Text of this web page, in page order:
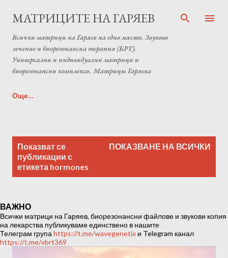
Пропускане към основното съдържание
МАТРИЦИТЕ НА ГАРЯЕВ
Всички матрици на Гаряев на едно място. Звуково
лечение и биорезонансна терапия (БРТ).
Универсални и индивидуални матрици и
биорезонансни комплекси. Матрицы Гаряева
Още…
Laboratory (Individual programs Garyaev matrix)
к
а
ц
и
Показват се
публикации с
етикета hormones
ПОКАЗВАНЕ НА ВСИЧКИ
ВАЖНО
Всички матрици на Гаряев, биорезонансни файлове и звукови копия
на лекарства публикуваме единствено в нашите
Телеграм група https://t.me/wavegenetix и Telegram канал
https://t.me/vbrt369